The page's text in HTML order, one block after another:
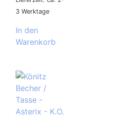
3 Werktage
In den
Warenkorb